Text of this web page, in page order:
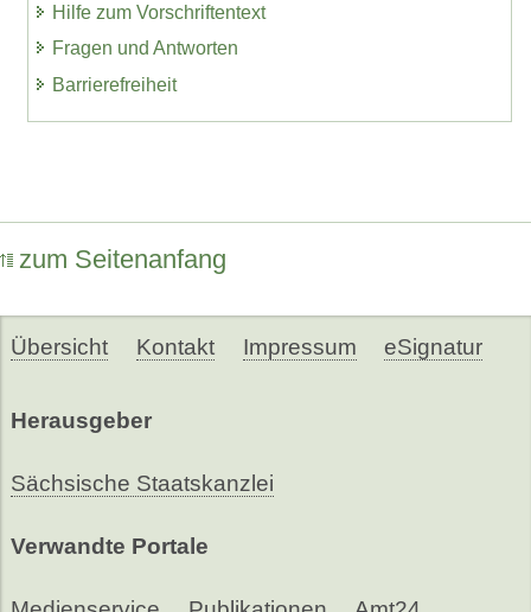
Hilfe zum Vorschriftentext
Fragen und Antworten
Barrierefreiheit
zum Seitenanfang
Übersicht Kontakt Impressum eSignatur
Herausgeber
Sächsische Staatskanzlei
Verwandte Portale